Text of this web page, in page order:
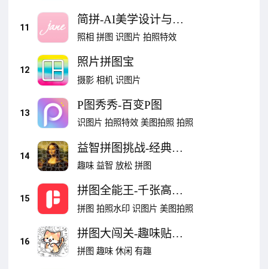
11
简拼-AI美学设计与仪
式感记录
照相 拼图 识图片 拍照特效
12
照片拼图宝
摄影 相机 识图片
13
P图秀秀-百变P图
识图片 拍照特效 美图拍照 拍照
14
益智拼图挑战-经典休
闲拼拼乐
趣味 益智 放松 拼图
15
拼图全能王-千张高清
长图拼接
拼图 拍照水印 识图片 美图拍照
16
拼图大闯关-趣味贴纸
拼图
拼图 趣味 休闲 有趣